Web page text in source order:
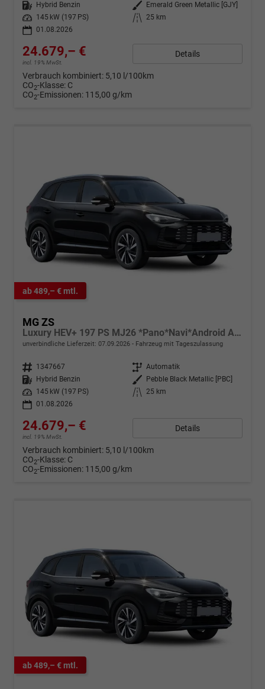
Kraftstoff
Hybrid Benzin Außenfarbe
Emerald Green Metallic [GJY]
Leistung
145 kW (197 PS) Kilometerstand
25 km
01.08.2026
24.679,– €
incl. 19% MwSt.
Details
Verbrauch kombiniert: 5,10 l/100km
CO2-Klasse: C
CO2-Emissionen: 115,00 g/km
ab 489,– € mtl.
MG ZS
Luxury HEV+ 197 PS MJ26 *Pano*Navi*Android Auto*SHZ*360°*Kunstleder*Klimaauto*ACC
unverbindliche Lieferzeit: 07.09.2026 Fahrzeug mit Tageszulassung
Fahrzeugnr. 1347667 Getriebe Automatik
Kraftstoff
Hybrid Benzin Außenfarbe
Pebble Black Metallic [PBC]
Leistung
145 kW (197 PS) Kilometerstand
25 km
01.08.2026
24.679,– €
incl. 19% MwSt.
Details
Verbrauch kombiniert: 5,10 l/100km
CO2-Klasse: C
CO2-Emissionen: 115,00 g/km
ab 489,– € mtl.